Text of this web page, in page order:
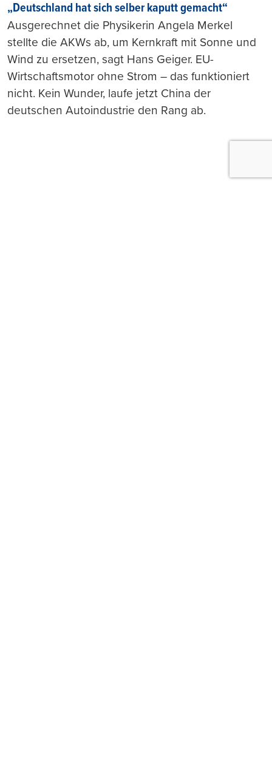
„Deutschland hat sich selber kaputt gemacht“
Ausgerechnet die Physikerin Angela Merkel
stellte die AKWs ab, um Kernkraft mit Sonne und
Wind zu ersetzen, sagt Hans Geiger. EU-
Wirtschaftsmotor ohne Strom – das funktioniert
nicht. Kein Wunder, laufe jetzt China der
deutschen Autoindustrie den Rang ab.